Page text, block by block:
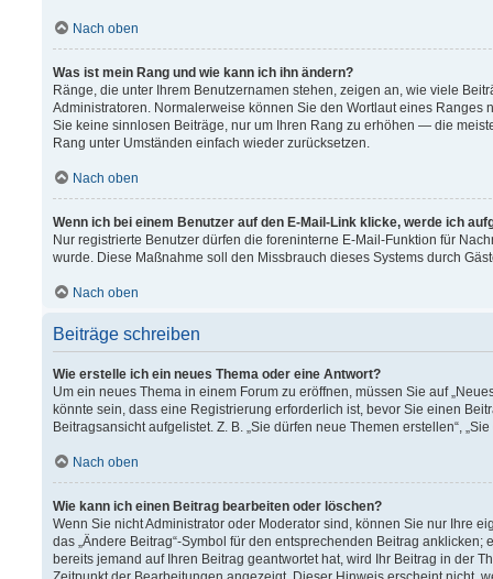
Nach oben
Was ist mein Rang und wie kann ich ihn ändern?
Ränge, die unter Ihrem Benutzernamen stehen, zeigen an, wie viele
Administratoren. Normalerweise können Sie den Wortlaut eines
Sie keine sinnlosen Beiträge, nur um Ihren Rang zu erhöhen — die
Rang unter Umständen einfach wieder zurücksetzen.
Nach oben
Wenn ich bei einem Benutzer auf den E-Mail-Link klicke, werde ich
Nur registrierte Benutzer dürfen die foreninterne E-Mail-Funktion für
wurde. Diese Maßnahme soll den Missbrauch dieses Systems durch
Nach oben
Beiträge schreiben
Wie erstelle ich ein neues Thema oder eine Antwort?
Um ein neues Thema in einem Forum zu eröffnen, müssen Sie auf
könnte sein, dass eine Registrierung erforderlich ist, bevor Sie einen
Beitragsansicht aufgelistet. Z. B. „Sie dürfen neue Themen erstellen“,
Nach oben
Wie kann ich einen Beitrag bearbeiten oder löschen?
Wenn Sie nicht Administrator oder Moderator sind, können Sie nur Ihre
das „Ändere Beitrag“-Symbol für den entsprechenden Beitrag
bereits jemand auf Ihren Beitrag geantwortet hat, wird Ihr Beitrag in der